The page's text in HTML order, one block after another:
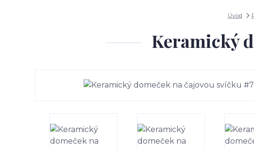
Úvod
Keramický